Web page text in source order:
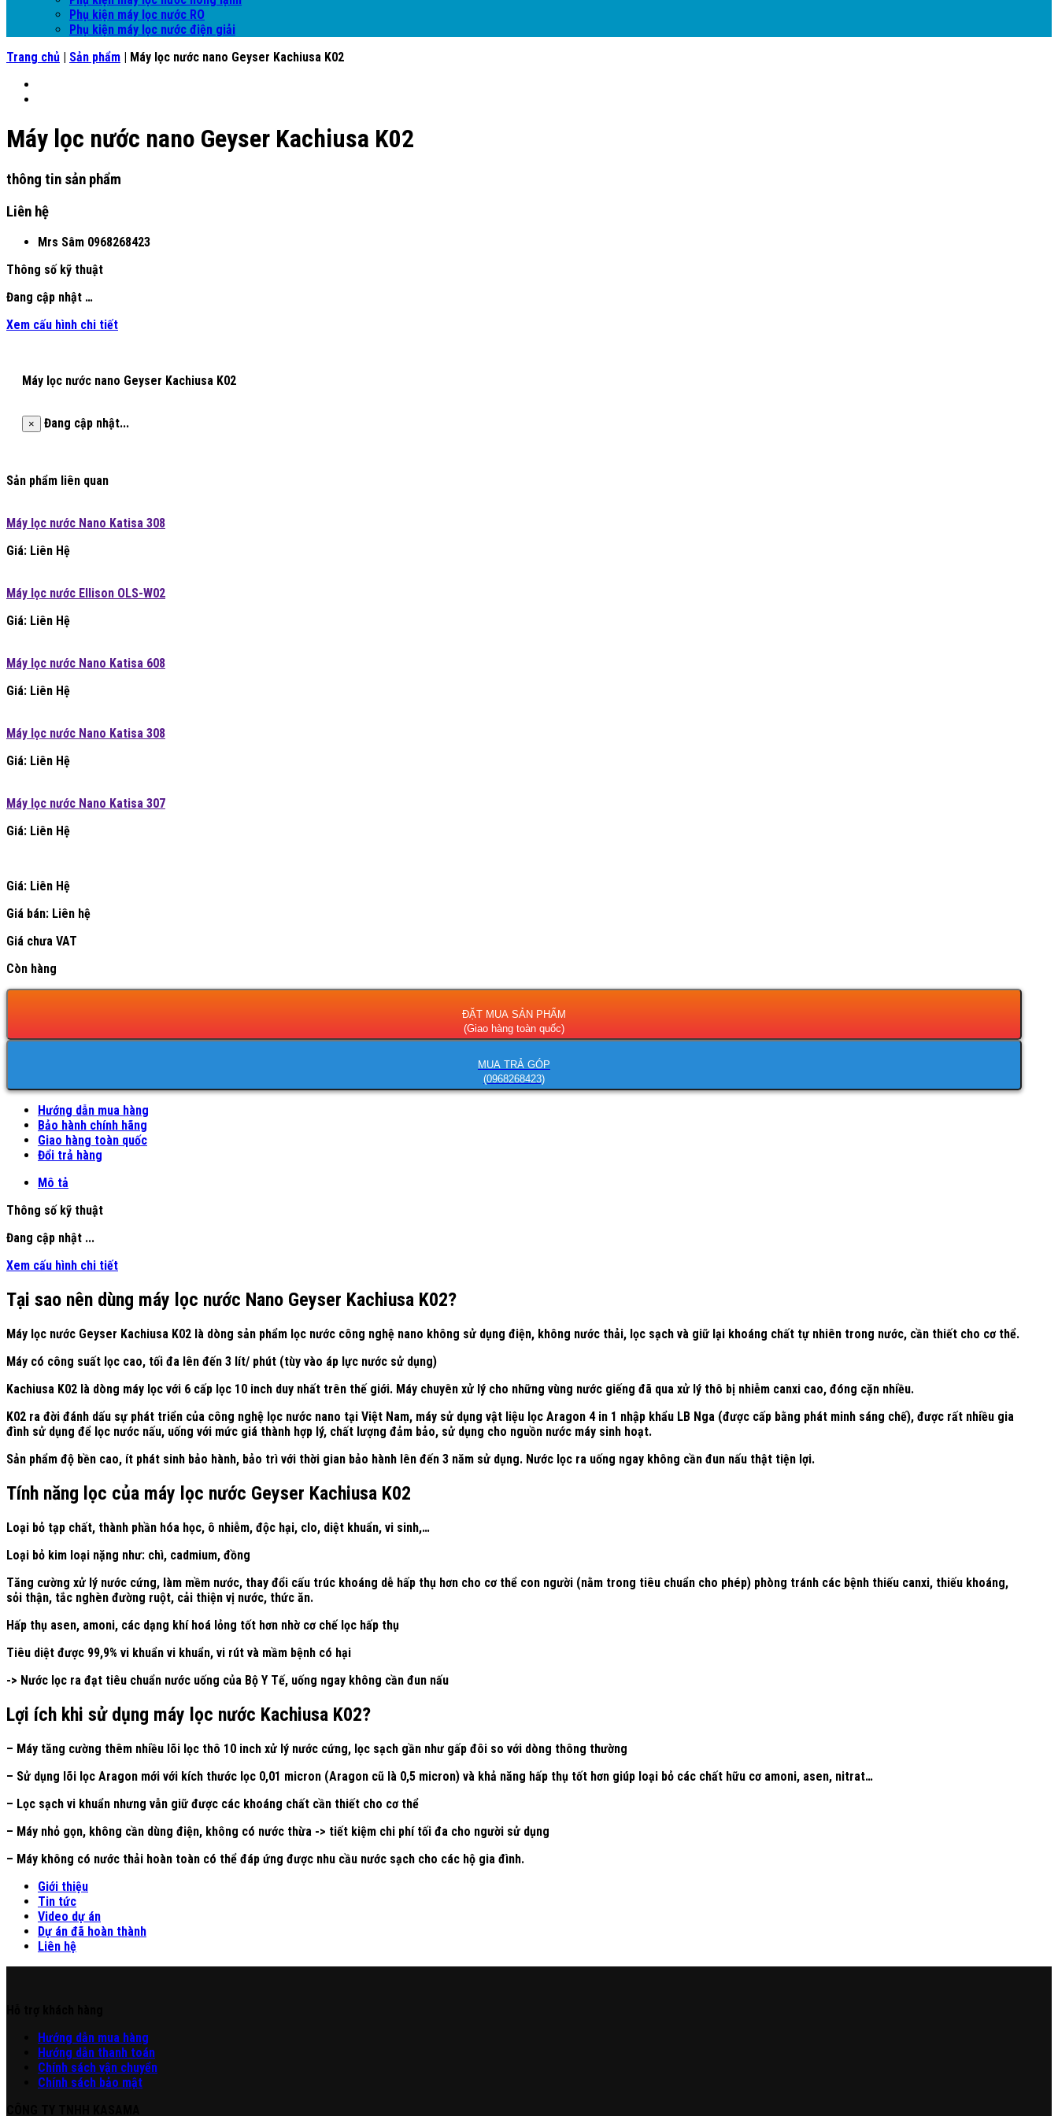
Phụ kiện máy lọc nước RO
Phụ kiện máy lọc nước điện giải
Trang chủ | Sản phẩm | Máy lọc nước nano Geyser Kachiusa K02
Máy lọc nước nano Geyser Kachiusa K02
thông tin sản phẩm
Liên hệ
Mrs Sâm 0968268423
Thông số kỹ thuật
Đang cập nhật …
Xem cấu hình chi tiết
Máy lọc nước nano Geyser Kachiusa K02
× Đang cập nhật...
Sản phẩm liên quan
Máy lọc nước Nano Katisa 308
Giá: Liên Hệ
Máy lọc nước Ellison OLS-W02
Giá: Liên Hệ
Máy lọc nước Nano Katisa 608
Giá: Liên Hệ
Máy lọc nước Nano Katisa 308
Giá: Liên Hệ
Máy lọc nước Nano Katisa 307
Giá: Liên Hệ
Giá: Liên Hệ
Giá bán: Liên hệ
Giá chưa VAT
Còn hàng
ĐẶT MUA SẢN PHẨM
(Giao hàng toàn quốc)
MUA TRẢ GÓP
(0968268423)
Hướng dẫn mua hàng
Bảo hành chính hãng
Giao hàng toàn quốc
Đổi trả hàng
Mô tả
Thông số kỹ thuật
Đang cập nhật ...
Xem cấu hình chi tiết
Tại sao nên dùng máy lọc nước Nano Geyser Kachiusa K02?
Máy lọc nước Geyser Kachiusa K02 là dòng sản phẩm lọc nước công nghệ nano không sử dụng điện, không nước thải, lọc sạch và giữ lại khoáng chất tự nhiên trong nước, cần thiết cho cơ thể.
Máy có công suất lọc cao, tối đa lên đến 3 lít/ phút (tùy vào áp lực nước sử dụng)
Kachiusa K02 là dòng máy lọc với 6 cấp lọc 10 inch duy nhất trên thế giới. Máy chuyên xử lý cho những vùng nước giếng đã qua xử lý thô bị nhiễm canxi cao, đóng cặn nhiều.
K02 ra đời đánh dấu sự phát triển của công nghệ lọc nước nano tại Việt Nam, máy sử dụng vật liệu lọc Aragon 4 in 1 nhập khẩu LB Nga (được cấp bằng phát minh sáng chế), được rất nhiều gia
đình sử dụng để lọc nước nấu, uống với mức giá thành hợp lý, chất lượng đảm bảo, sử dụng cho nguồn nước máy sinh hoạt.
Sản phẩm độ bền cao, ít phát sinh bảo hành, bảo trì với thời gian bảo hành lên đến 3 năm sử dụng. Nước lọc ra uống ngay không cần đun nấu thật tiện lợi.
Tính năng lọc của máy lọc nước Geyser Kachiusa K02
Loại bỏ tạp chất, thành phần hóa học, ô nhiễm, độc hại, clo, diệt khuẩn, vi sinh,…
Loại bỏ kim loại nặng như: chì, cadmium, đồng
Tăng cường xử lý nước cứng, làm mềm nước, thay đổi cấu trúc khoáng dễ hấp thụ hơn cho cơ thể con người (nằm trong tiêu chuẩn cho phép) phòng tránh các bệnh thiếu canxi, thiếu khoáng,
sỏi thận, tắc nghèn đường ruột, cải thiện vị nước, thức ăn.
Hấp thụ asen, amoni, các dạng khí hoá lỏng tốt hơn nhờ cơ chế lọc hấp thụ
Tiêu diệt được 99,9% vi khuẩn vi khuẩn, vi rút và mầm bệnh có hại
-> Nước lọc ra đạt tiêu chuẩn nước uống của Bộ Y Tế, uống ngay không cần đun nấu
Lợi ích khi sử dụng máy lọc nước Kachiusa K02?
– Máy tăng cường thêm nhiều lõi lọc thô 10 inch xử lý nước cứng, lọc sạch gần như gấp đôi so với dòng thông thường
– Sử dụng lõi lọc Aragon mới với kích thước lọc 0,01 micron (Aragon cũ là 0,5 micron) và khả năng hấp thụ tốt hơn giúp loại bỏ các chất hữu cơ amoni, asen, nitrat…
– Lọc sạch vi khuẩn nhưng vẫn giữ được các khoáng chất cần thiết cho cơ thể
– Máy nhỏ gọn, không cần dùng điện, không có nước thừa -> tiết kiệm chi phí tối đa cho người sử dụng
– Máy không có nước thải hoàn toàn có thể đáp ứng được nhu cầu nước sạch cho các hộ gia đình.
Giới thiệu
Tin tức
Video dự án
Dự án đã hoàn thành
Liên hệ
Hướng dẫn mua hàng
Hướng dẫn thanh toán
Chính sách vận chuyển
Chính sách bảo mật